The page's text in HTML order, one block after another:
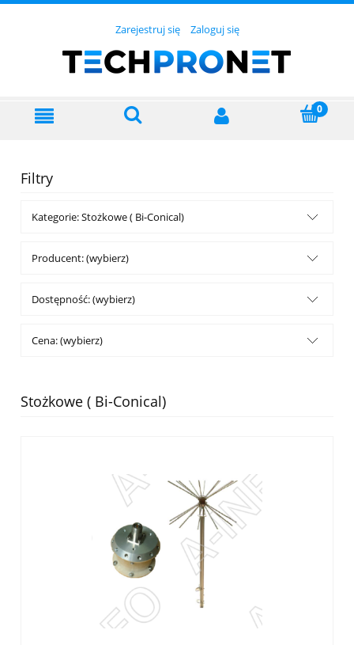
Zarejestruj się Zaloguj się
Filtry
Kategorie: Stożkowe ( Bi-Conical)
Producent: (wybierz)
Dostępność: (wybierz)
Cena: (wybierz)
Stożkowe ( Bi-Conical)